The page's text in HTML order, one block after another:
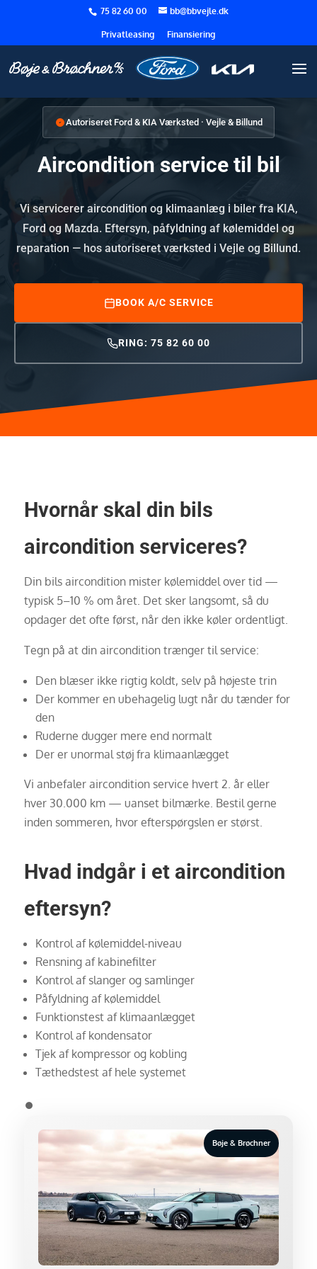
75 82 60 00 bb@bbvejle.dk
Privatleasing Finansiering
Autoriseret Ford & KIA Værksted · Vejle & Billund
Aircondition service til bil
Vi servicerer aircondition og klimaanlæg i biler fra KIA,
Ford og Mazda. Eftersyn, påfyldning af kølemiddel og
reparation — hos autoriseret værksted i Vejle og Billund.
BOOK A/C SERVICE
RING: 75 82 60 00
Hvornår skal din bils
aircondition serviceres?
Din bils aircondition mister kølemiddel over tid —
typisk 5–10 % om året. Det sker langsomt, så du
opdager det ofte først, når den ikke køler ordentligt.
Tegn på at din aircondition trænger til service:
Den blæser ikke rigtig koldt, selv på højeste trin
Der kommer en ubehagelig lugt når du tænder for
den
Ruderne dugger mere end normalt
Der er unormal støj fra klimaanlægget
Vi anbefaler aircondition service hvert 2. år eller
hver 30.000 km — uanset bilmærke. Bestil gerne
inden sommeren, hvor efterspørgslen er størst.
Hvad indgår i et aircondition
eftersyn?
Kontrol af kølemiddel-niveau
Rensning af kabinefilter
Kontrol af slanger og samlinger
Påfyldning af kølemiddel
Funktionstest af klimaanlægget
Kontrol af kondensator
Tjek af kompressor og kobling
Tæthedstest af hele systemet
⏺
Bøje & Brøchner